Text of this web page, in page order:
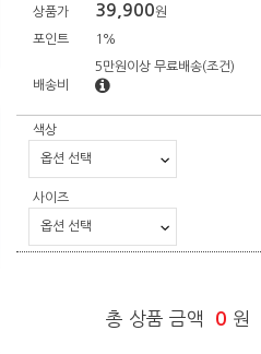
상품가 39,900원
포인트 1%
배송비
5만원이상 무료배송(조건)
색상
사이즈
총 상품 금액 0 원